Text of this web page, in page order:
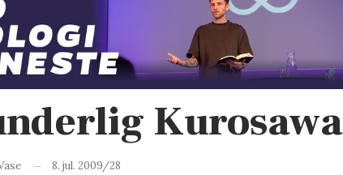
Kurosawa
8. jul. 2009/28